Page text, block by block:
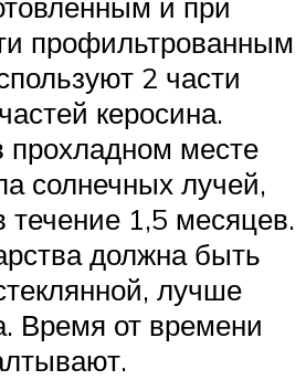
профильтрованным
2 части
керосина.
прохладном месте
солнечных лучей,
1,5 месяцев.
должна быть
лучше
Время от времени